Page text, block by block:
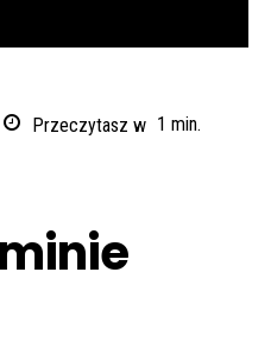
Przeczytasz w 1 min.